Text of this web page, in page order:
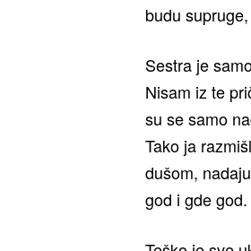
budu
Sestra je
Nisam iz te
su se samo
Tako ja
dušom,
god i gde god.